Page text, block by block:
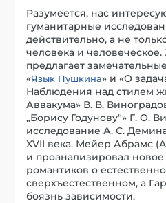
Разумеется, нас
гуманитарные
действительно, а не
человека и
предлагает
«Язык Пушкина» и «О
Наблюдения над стилем
Аввакума» В. В.
„Борису Годунову“» Г. О.
исследование А. С.
XVII века. Мейер Абрамс
и проанализировал
романтиков о
сверхъестественном, а
боязнь зависимости.